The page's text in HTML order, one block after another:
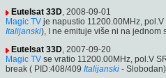
Eutelsat 33D, 2008-09-01
Magic TV je napustio 11200.00MHz,
Italijanski), I ne emituje više ni na jednom
Eutelsat 33D, 2007-09-20
Magic TV se vratio 11200.00MHz, pol.V
break ( PID:408/409 Italijanski -